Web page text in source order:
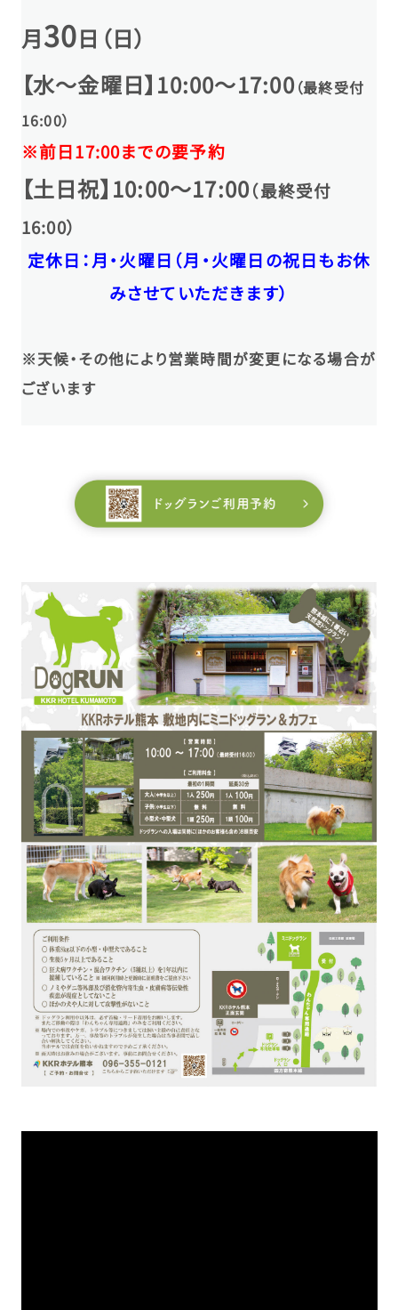
月30日（日）
【水～金曜日】10:00～17:00 （最終受付
16:00）
※前日17:00までの要予約
【土日祝】10:00～17:00（最終受付
16:00）
定休日：月・火曜日（月・火曜日の祝日もお休
みさせていただきます）
※天候・その他により営業時間が変更になる場合が
ございます